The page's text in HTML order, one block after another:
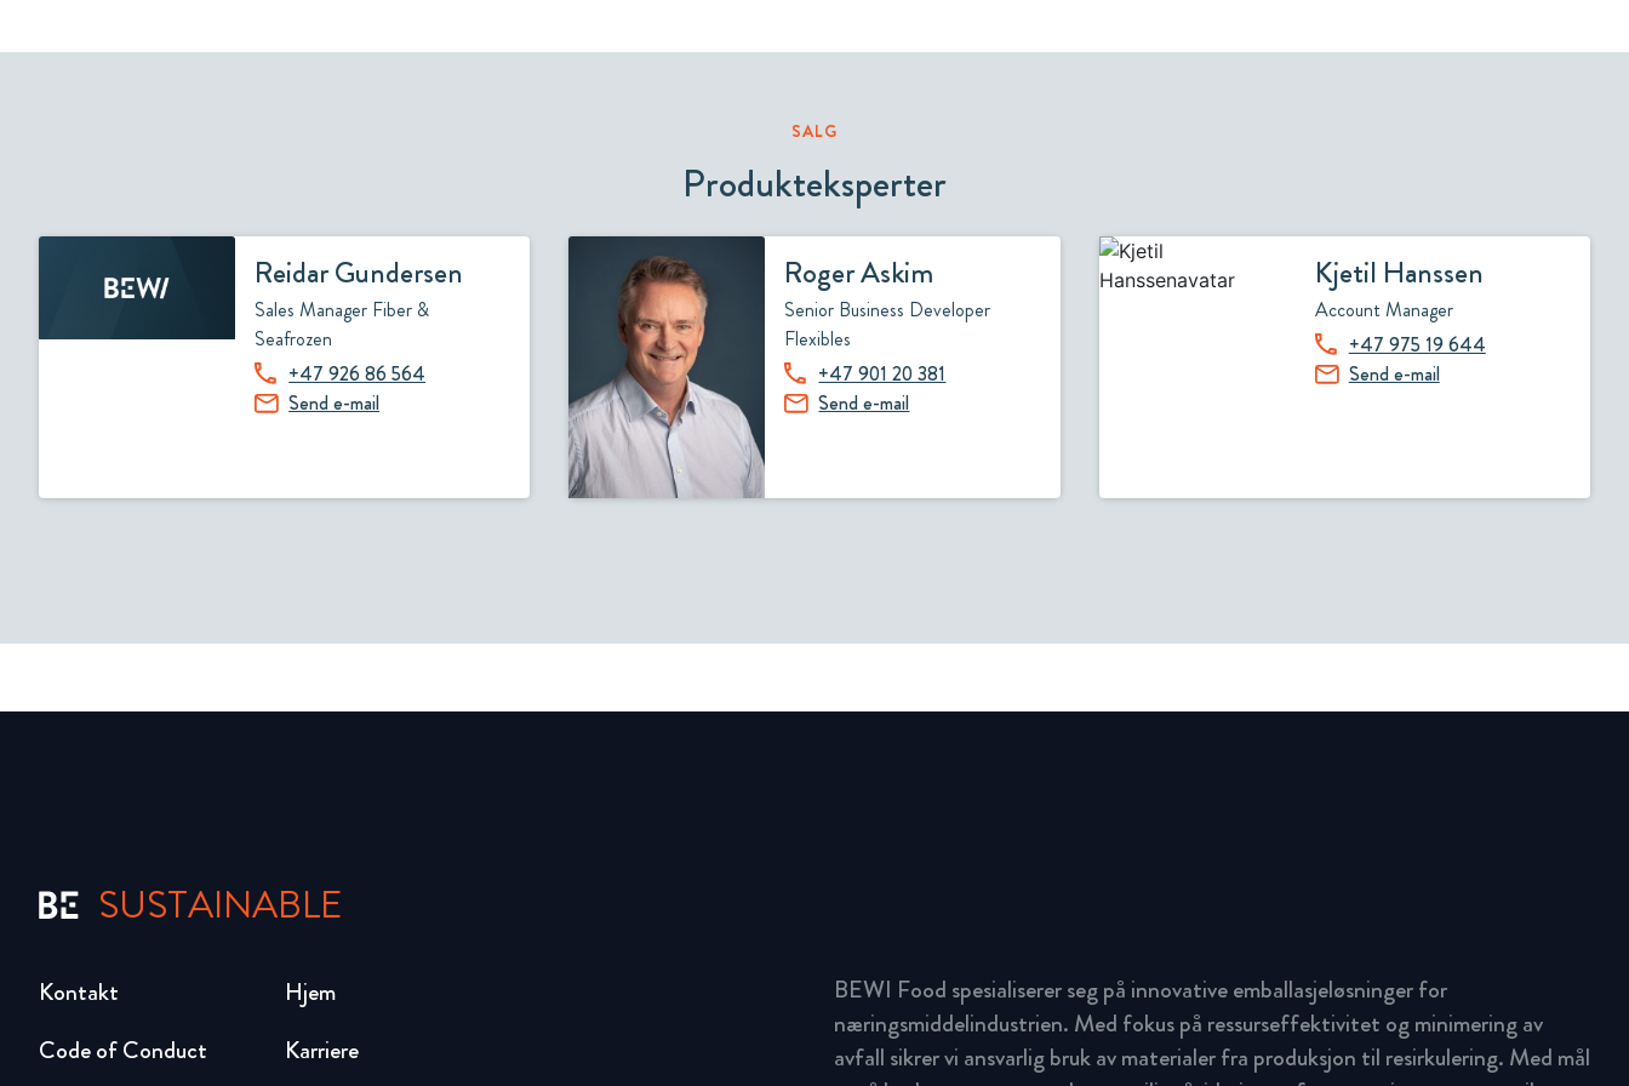
SALG
Produkteksperter
Reidar Gundersen
Sales Manager Fiber &
Seafrozen
+47 926 86 564
Send e-mail
Roger Askim
Senior Business Developer
Flexibles
+47 901 20 381
Send e-mail
Kjetil Hanssen
Account Manager
+47 975 19 644
Send e-mail
SUSTAINABLE
Hjem
Karriere
Code of Conduct
Kontakt
BEWI Food spesialiserer seg på innovative emballasjeløsninger for
næringsmiddelindustrien. Med fokus på ressurseffektivitet og minimering av
avfall sikrer vi ansvarlig bruk av materialer fra produksjon til resirkulering. Med mål